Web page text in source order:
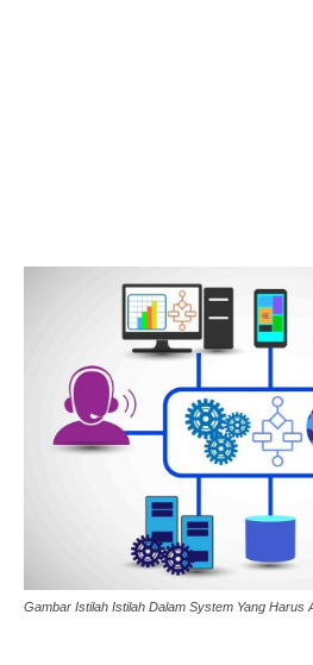
Gambar Istilah Istilah Dalam System Yang Harus